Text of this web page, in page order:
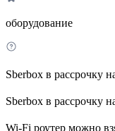
оборудование
Sberbox в рассрочку
Sberbox в рассрочку
Wi-Fi роутер можно